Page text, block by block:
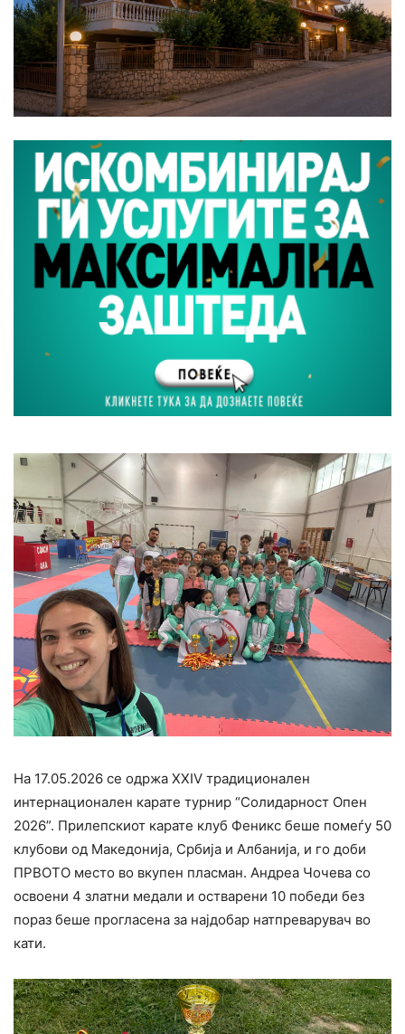
На 17.05.2026 се одржа XXIV традиционален
интернационален карате турнир “Солидарност Опен
2026”. Прилепскиот карате клуб Феникс беше помеѓу 50
клубови од Македонија, Србија и Албанија, и го доби
ПРВОТО место во вкупен пласман. Андреа Чочева со
освоени 4 златни медали и остварени 10 победи без
пораз беше прогласена за најдобар натпреварувач во
кати.